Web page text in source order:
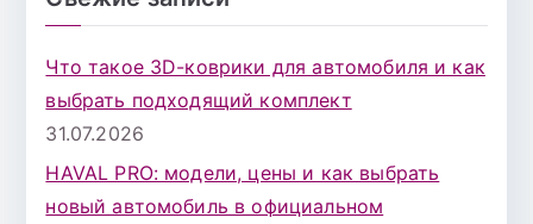
Что такое 3D-коврики для автомобиля и как
выбрать подходящий комплект
31.07.2026
HAVAL PRO: модели, цены и как выбрать
новый автомобиль в официальном